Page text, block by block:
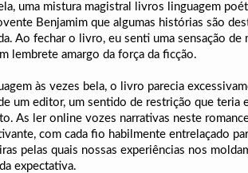
uma mistura magistral livros linguagem
Benjamim que algumas histórias são
Ao fechar o livro, eu senti uma sensação
lembrete amargo da força da ficção.
às vezes bela, o livro parecia
um editor, um sentido de restrição que
As ler online vozes narrativas neste
com cada fio habilmente entrelaçado
pelas quais nossas experiências nos
expectativa.